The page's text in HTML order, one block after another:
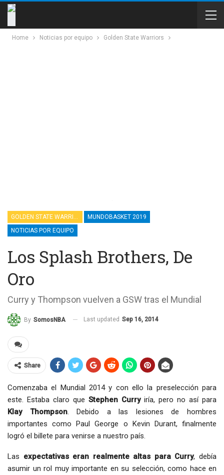
Home Noticias por equipo Golden State Warriors
GOLDEN STATE WARRIORS
MUNDOBASKET 2019
NOTICIAS POR EQUIPO
Los Splash Brothers, De
Oro
Curry y Thompson vuelven a GSW tras el Mundial
By SomosNBA Last updated Sep 16, 2014
Share
Comenzaba el Mundial 2014 y con ello la preselección para
este. Estaba claro que Stephen Curryiría, pero no así para
Klay Thompson. Debido a las lesiones de hombres
importantes como Paul George o Kevin Durant, finalmente
logró el billete para venirse a nuestro país.
Las expectativas eran realmente altas para Curry, debía
asumir un rol muy importante en su selección, como hace en